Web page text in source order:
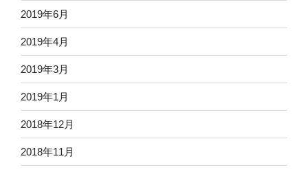
2019年6月
2019年4月
2019年3月
2019年1月
2018年12月
2018年11月